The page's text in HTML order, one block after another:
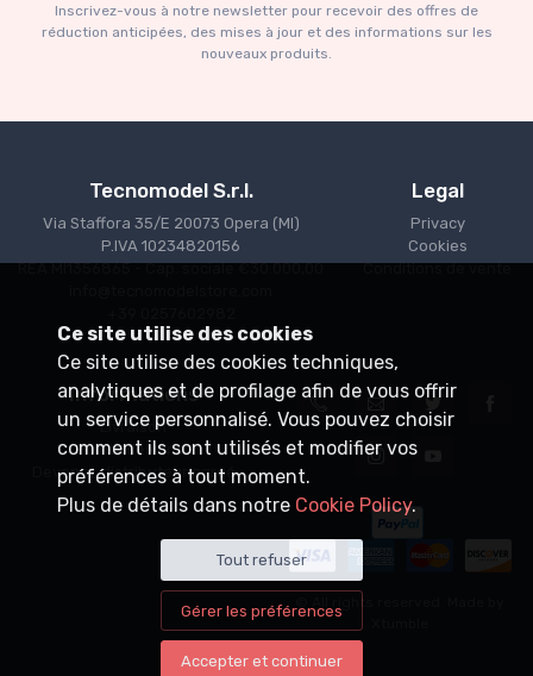
€227.05 €239.00
Inscrivez-vous à notre newsletter pour recevoir des offres de
réduction anticipées, des mises à jour et des informations sur les
nouveaux produits.
Tecnomodel S.r.l.
Via Staffora 35/E 20073 Opera (MI)
P.IVA 10234820156
REA MI1356865 - Cap. sociale €30.000,00
Legal
Privacy
Cookies
Conditions de vente
Informations
Livraison
Points de vente
Devenez distributeur agréé
Ce site utilise des cookies
Ce site utilise des cookies techniques,
analytiques et de profilage afin de vous offrir
un service personnalisé. Vous pouvez choisir
comment ils sont utilisés et modifier vos
préférences à tout moment.
Plus de détails dans notre Cookie Policy.
Tout refuser
Gérer les préférences
Accepter et continuer